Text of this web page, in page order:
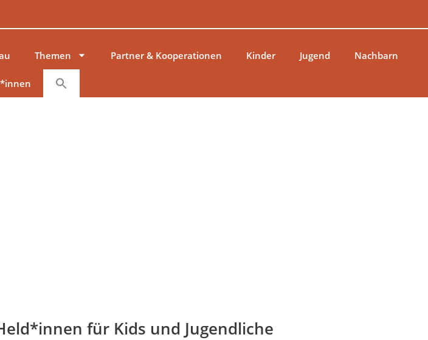
Themen Partner & Kooperationen Kinder Jugend Nachbarn
für Kids und Jugendliche